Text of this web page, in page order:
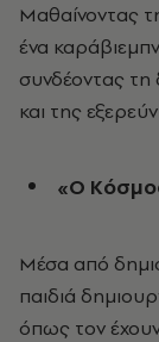
Μαθαίνοντας
ένα
συνδέοντας τη
και της
«Ο
Μέσα από
παιδιά
όπως τον